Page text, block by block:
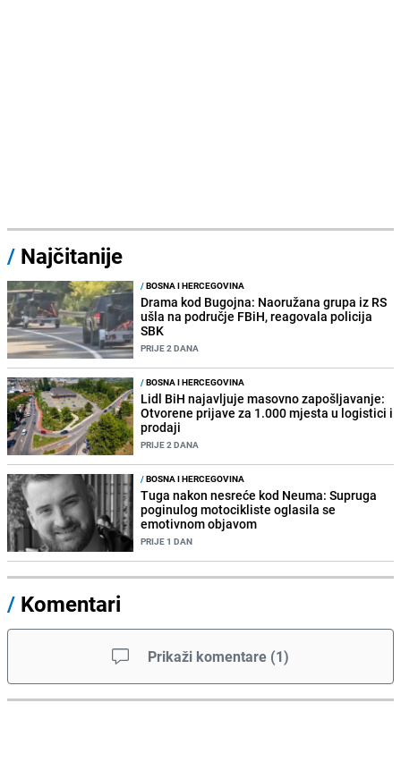
/ Najčitanije
/BOSNA I HERCEGOVINA
Drama kod Bugojna: Naoružana grupa iz RS
ušla na područje FBiH, reagovala policija
SBK
PRIJE 2 DANA
/BOSNA I HERCEGOVINA
Lidl BiH najavljuje masovno zapošljavanje:
Otvorene prijave za 1.000 mjesta u logistici i
prodaji
PRIJE 2 DANA
/BOSNA I HERCEGOVINA
Tuga nakon nesreće kod Neuma: Supruga
poginulog motocikliste oglasila se
emotivnom objavom
PRIJE 1 DAN
/ Komentari
Prikaži komentare (1)